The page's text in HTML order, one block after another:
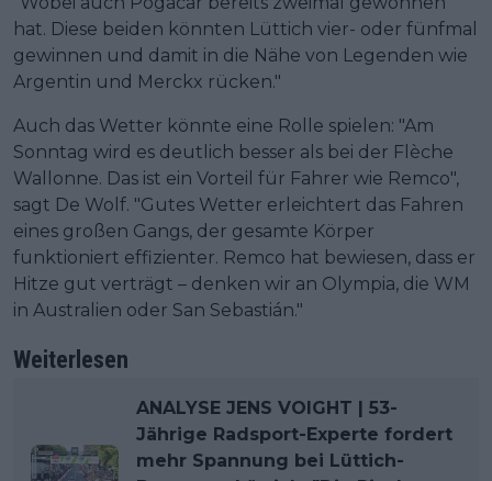
hat. Diese beiden könnten Lüttich vier- oder fünfmal
gewinnen und damit in die Nähe von Legenden wie
Argentin und Merckx rücken."
Auch das Wetter könnte eine Rolle spielen: "Am
Sonntag wird es deutlich besser als bei der Flèche
Wallonne. Das ist ein Vorteil für Fahrer wie Remco",
sagt De Wolf. "Gutes Wetter erleichtert das Fahren
eines großen Gangs, der gesamte Körper
funktioniert effizienter. Remco hat bewiesen, dass er
Hitze gut verträgt – denken wir an Olympia, die WM
in Australien oder San Sebastián."
Weiterlesen
ANALYSE JENS VOIGHT | 53-
Jährige Radsport-Experte fordert
mehr Spannung bei Lüttich-